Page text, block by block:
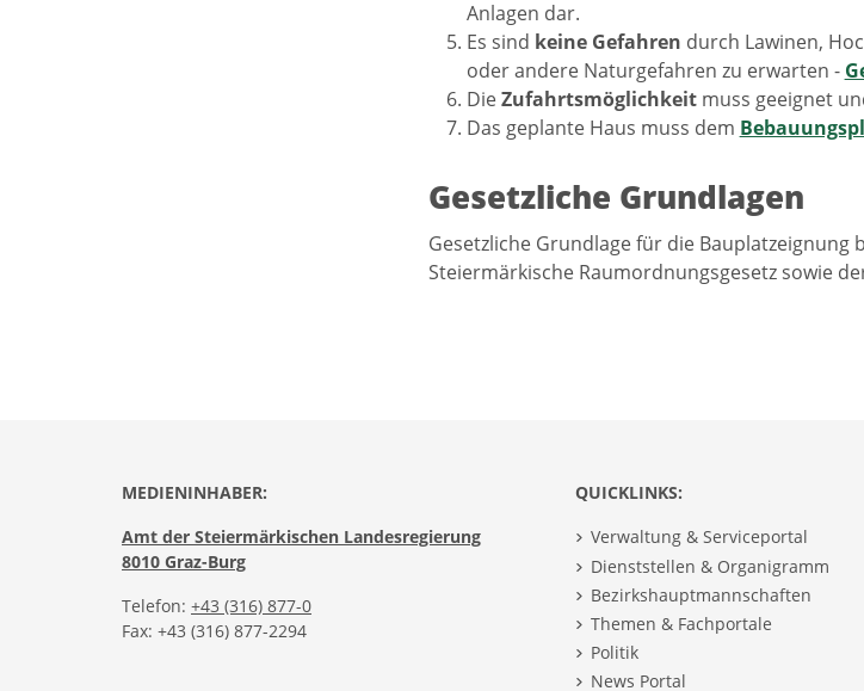
Anlagen dar.
Es sind keine Gefahren durch Lawinen,
oder andere Naturgefahren zu erwarten -
DieZufahrtsmöglichkeitmuss geeignet
Das geplante Haus muss dem
Gesetzliche Grundlagen
Gesetzliche Grundlage für die Bauplatzeignung
Steiermärkische Raumordnungsgesetz sowie
MEDIENINHABER:
Amt der Steiermärkischen Landesregierung
8010 Graz-Burg
Telefon: +43 (316) 877-0
Fax: +43 (316) 877-2294
QUICKLINKS:
Verwaltung & Serviceportal
Dienststellen & Organigramm
Bezirkshauptmannschaften
Themen & Fachportale
Politik
News Portal